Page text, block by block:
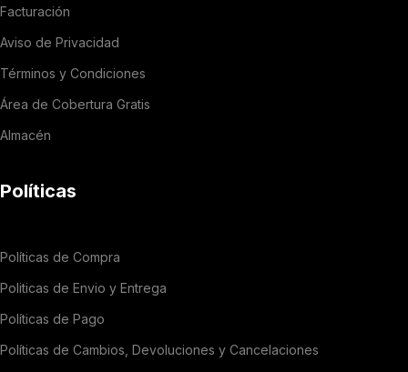
Facturación
Aviso de Privacidad
Términos y Condiciones
Área de Cobertura Gratis
Almacén
Políticas
Políticas de Compra
Politicas de Envio y Entrega
Políticas de Pago
Políticas de Cambios, Devoluciones y Cancelaciones